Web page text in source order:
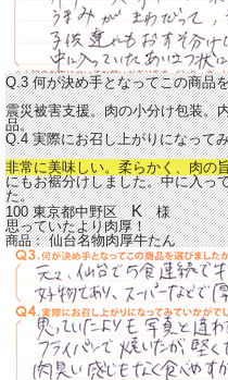
Q.3 何が決め手となってこの商品
震災被害支援。肉の小分け包装。
品。
Q.4 実際にお召し上がりになって
非常に美味しい。柔らかく、肉の
にもお裾分けしました。中に入っ
た。
100 東京都中野区K様
思っていたより肉厚！
商品：仙台名物肉厚牛たん